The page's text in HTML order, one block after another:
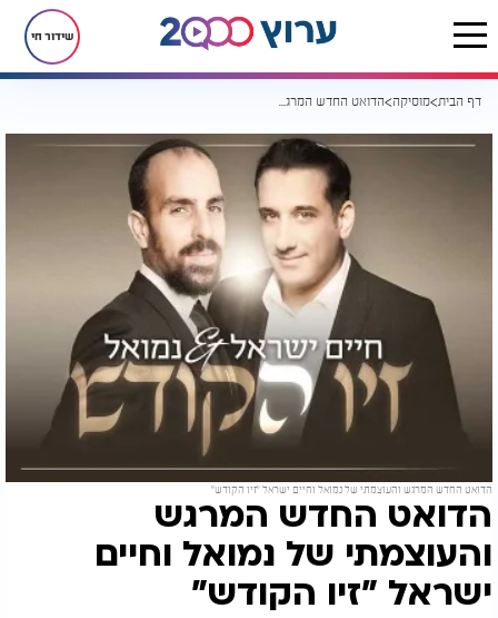
שידור חי
דף הבית מוסיקה הדואט החדש המרגש והעוצמתי של נמואל וחיים ישראל "זיו הקודש"
הדואט החדש המרגש והעוצמתי של נמואל וחיים ישראל "זיו הקודש"
הדואט החדש המרגש
והעוצמתי של נמואל וחיים
ישראל "זיו הקודש"